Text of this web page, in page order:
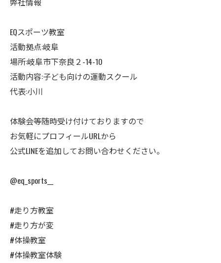
EQスポーツ教室
活動拠点:岐阜
場所:岐阜市下奈良２-14-10
活動内容:子ども向けの運動スクール
代表:小川
体験会等随時受け付けておりますので
お気軽にプロフィールURLから
公式LINEを追加してお問い合わせください。
@eq_sports__
#走り方教室
#走り方が変
#体操教室
#体操教室体験